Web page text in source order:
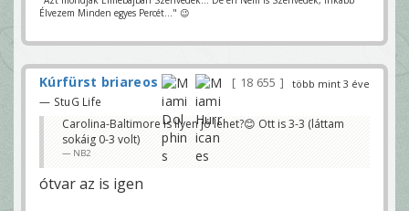
Élvezem Minden egyes Percét..." 😉
több mint 3 éve
Kúrfürst briareos 18 655
— StuG Life
Carolina-Baltimore is ilyen jó lehet?😊 Ott is 3-3 (láttam
sokáig 0-3 volt)
NB2
ótvar az is igen